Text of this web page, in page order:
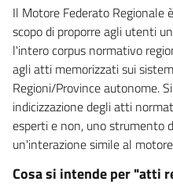
Il Motore Federato Regionale
scopo di proporre agli utenti
l'intero corpus normativo
agli atti memorizzati sui
Regioni/Province autonome.
indicizzazione degli atti
esperti e non, uno strumento
un'interazione simile al
Cosa si intende per "atti